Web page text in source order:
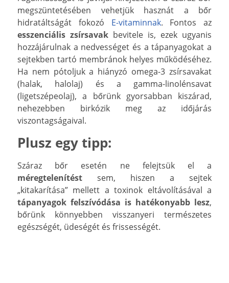
megszüntetésében vehetjük hasznát a bőr
hidratáltságát fokozó E-vitaminnak. Fontos az
esszenciális zsírsavak bevitele is, ezek ugyanis
hozzájárulnak a nedvességet és a tápanyagokat a
sejtekben tartó membránok helyes működéséhez.
Ha nem pótoljuk a hiányzó omega-3 zsírsavakat
(halak, halolaj) és a gamma-linolénsavat
(ligetszépeolaj), a bőrünk gyorsabban kiszárad,
nehezebben birkózik meg az időjárás
viszontagságaival.
Plusz egy tipp:
Száraz bőr esetén ne felejtsük el a
méregtelenítést sem, hiszen a sejtek
„kitakarítása” mellett a toxinok eltávolításával a
tápanyagok felszívódása is hatékonyabb lesz,
bőrünk könnyebben visszanyeri természetes
egészségét, üdeségét és frissességét.